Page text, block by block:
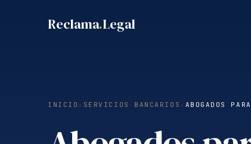
Reclama.Legal
INICIO › SERVICIOS BANCARIOS › ABOGADOS